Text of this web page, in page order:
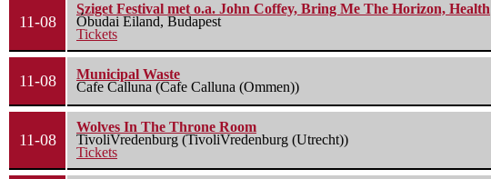
11-08
Sziget Festival met o.a. John Coffey, Bring Me The Horizon, Health
Óbudai Eiland, Budapest
Tickets
11-08
Municipal Waste
Cafe Calluna (Cafe Calluna (Ommen))
11-08
Wolves In The Throne Room
TivoliVredenburg (TivoliVredenburg (Utrecht))
Tickets